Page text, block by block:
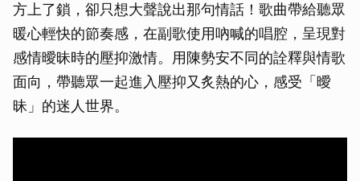
方上了鎖，卻只想大聲說出那句情話！歌曲帶給聽眾
暖心輕快的節奏感，在副歌使用吶喊的唱腔，呈現對
感情曖昧時的壓抑激情。用陳勢安不同的詮釋與情歌
面向，帶聽眾一起進入壓抑又炙熱的心，感受「曖
昧」的迷人世界。